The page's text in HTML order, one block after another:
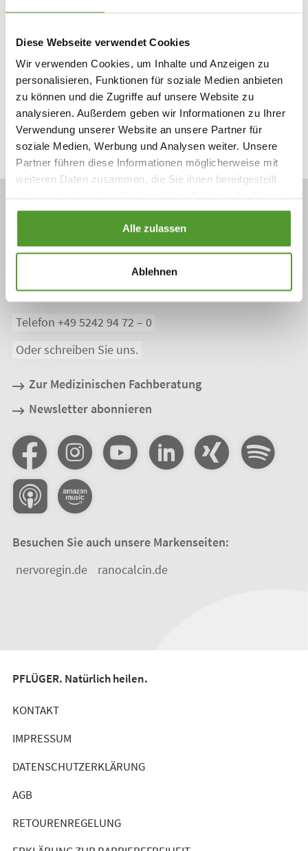
Diese Webseite verwendet Cookies
Wir verwenden Cookies, um Inhalte und Anzeigen zu
personalisieren, Funktionen für soziale Medien anbieten
zu können und die Zugriffe auf unsere Website zu
analysieren. Außerdem geben wir Informationen zu Ihrer
Verwendung unserer Website an unsere Partner für
soziale Medien, Werbung und Analysen weiter. Unsere
Partner führen diese Informationen möglicherweise mit
weiteren Daten zusammen, die Sie ihnen bereitgestellt
gesammelt haben.
Alle zulassen
Ablehnen
Zur News-Übersicht
Homöopathisches Laboratorium
Alexander Pflüger GmbH & Co. KG
Röntgenstraße 4
Rheda-Wiedenbrück
Rufen Sie uns an:
Telefon +49 5242 94 72 – 0
Oder schreiben Sie uns.
Zur Medizinischen Fachberatung
Newsletter abonnieren
Besuchen Sie auch unsere Markenseiten:
nervoregin.de
ranocalcin.de
PFLÜGER. Natürlich heilen.
KONTAKT
IMPRESSUM
DATENSCHUTZERKLÄRUNG
AGB
RETOURENREGELUNG